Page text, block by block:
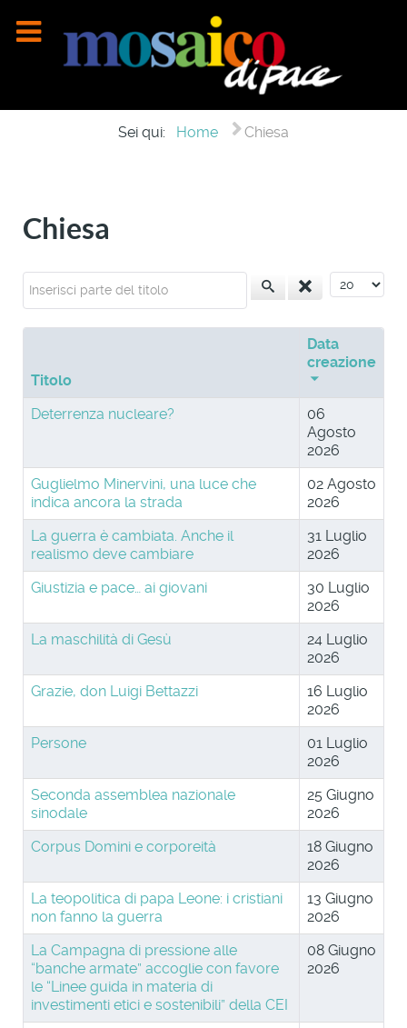
Sei qui: Home Chiesa
Chiesa
Inserisci parte del titolo Visualizza
Titolo
Data
creazione
Deterrenza nucleare?
06
Agosto
2026
Guglielmo Minervini, una luce che
indica ancora la strada
02 Agosto
2026
La guerra è cambiata. Anche il
realismo deve cambiare
31 Luglio
2026
Giustizia e pace… ai giovani
30 Luglio
2026
La maschilità di Gesù
24 Luglio
2026
Grazie, don Luigi Bettazzi
16 Luglio
2026
Persone
01 Luglio
2026
Seconda assemblea nazionale
sinodale
25 Giugno
2026
Corpus Domini e corporeità
18 Giugno
2026
La teopolitica di papa Leone: i cristiani
non fanno la guerra
13 Giugno
2026
La Campagna di pressione alle
“banche armate” accoglie con favore
le “Linee guida in materia di
investimenti etici e sostenibili” della CEI
08 Giugno
2026